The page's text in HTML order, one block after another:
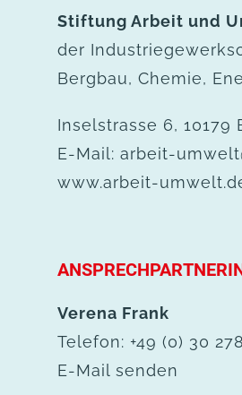
Stiftung Arbeit und
der
Bergbau, Chemie,
Inselstrasse 6, 10179
E-Mail: arbeit-
www.arbeit-
Verena Frank
Telefon: +49 (0) 30
E-Mail senden